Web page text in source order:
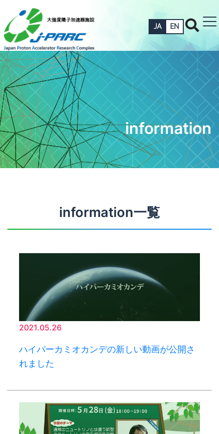
JA EN
information
information一覧
2021.05.26
ハイパーカミオカンデの新しい動画が公開さ
れました